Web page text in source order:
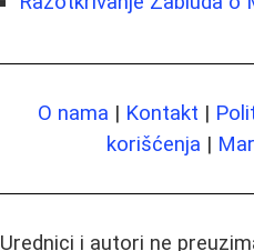
O nama | Kontakt |
korišćenja |
Urednici i autori ne